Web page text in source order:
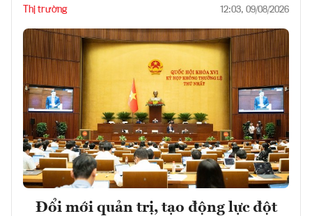
Thị trường 12:03, 09/08/2026
Đổi mới quản trị, tạo động lực đột